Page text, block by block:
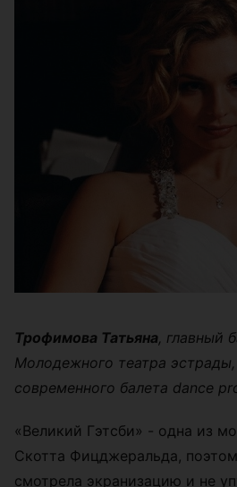
Трофимова Татьяна , главный
Молодежного театра
современного балета dance
«Великий Гэтсби» - одна из
Скотта Фицджеральда,
смотрела экранизацию и не